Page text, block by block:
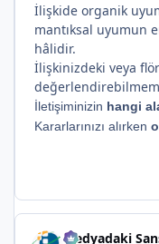
İlişkide organik
mantıksal uyumun
hâlidir.
İlişkinizdeki veya
İletişiminizin hangi
Kararlarınızı alırken
Medyadaki